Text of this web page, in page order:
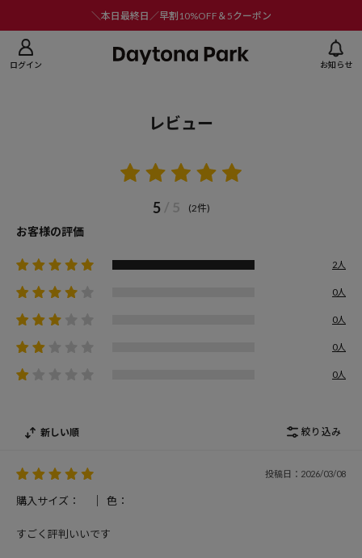
＼本日最終日／早割10%OFF＆5クーポン
ログイン お知らせ
レビュー
5 / 5 (2件)
お客様の評価
2人
0人
0人
0人
0人
新しい順 絞り込み
投稿日：2026/03/08
購入サイズ： 色：
すごく評判いいです